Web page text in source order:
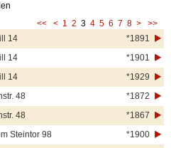
<<
< 1 2 3 4 5 6 7 8 >
>>
14
*1891
14
*1901
14
*1929
48
*1872
48
*1867
Steintor 98
*1900